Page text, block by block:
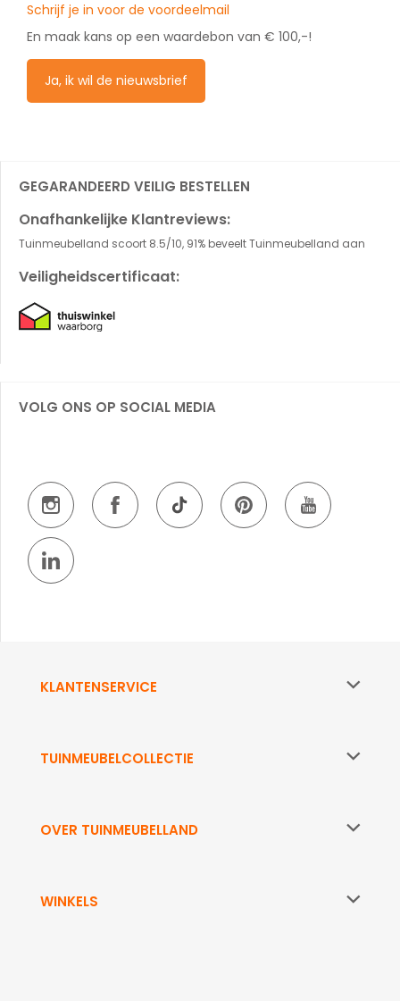
Schrijf je in voor de voordeelmail
En maak kans op een waardebon van € 100,-!
Ja, ik wil de nieuwsbrief
GEGARANDEERD VEILIG BESTELLEN
Onafhankelijke Klantreviews:
Tuinmeubelland scoort 8.5/10, 91% beveelt Tuinmeubelland aan
Veiligheidscertificaat:
VOLG ONS OP SOCIAL MEDIA
KLANTENSERVICE
TUINMEUBELCOLLECTIE
OVER TUINMEUBELLAND
WINKELS